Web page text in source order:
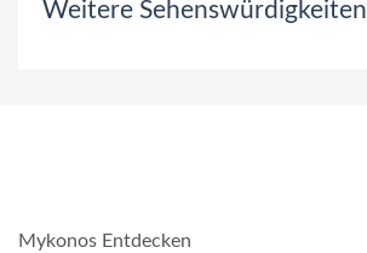
Weitere Sehenswürdigkeiten
Mykonos Entdecken